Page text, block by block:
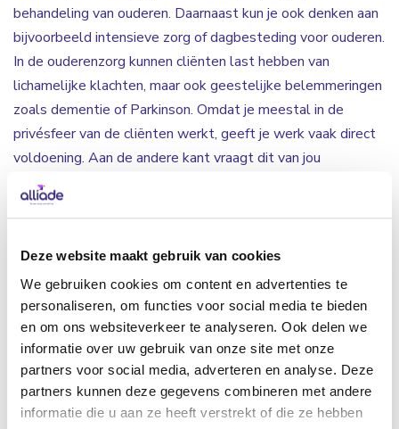
Deze website maakt gebruik van cookies
We gebruiken cookies om content en advertenties te
personaliseren, om functies voor social media te bieden
en om ons websiteverkeer te analyseren. Ook delen we
informatie over uw gebruik van onze site met onze
partners voor social media, adverteren en analyse. Deze
partners kunnen deze gegevens combineren met andere
informatie die u aan ze heeft verstrekt of die ze hebben
behandeling van ouderen. Daarnaast kun je ook denken aan
bijvoorbeeld intensieve zorg of dagbesteding voor ouderen.
In de ouderenzorg kunnen cliënten last hebben van
lichamelijke klachten, maar ook geestelijke belemmeringen
zoals dementie of Parkinson. Omdat je meestal in de
privésfeer van de cliënten werkt, geeft je werk vaak direct
voldoening. Aan de andere kant vraagt dit van jou
zelfstandigheid, creativiteit en flexibiliteit om in te spelen
op onverwachte situaties. Verder kun jij je inleven in de
anders loopt hanteer je op een goede manier de werkwijze
van Alliade waardoor de dag blijft verlopen zoals men
gewend is. Zo zorg je voor structuur en veiligheid bij de
cliënten. Om de dag tot een succes te maken, is het
samenwerken met je directe collega’s erg belangrijk.
Welk werk kun je doen in de